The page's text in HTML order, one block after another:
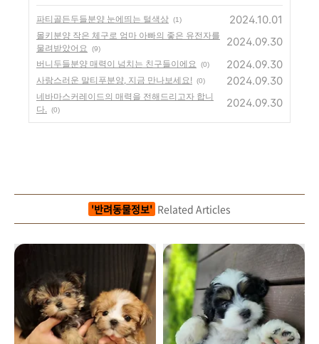
파티골든두들분양 눈에띄는 털색상 (1) 2024.10.01
몰키분양 작은 체구로 엄마 아빠의 좋은 유전자를
물려받았어요
(9)
2024.09.30
버니두들분양 매력이 넘치는 친구들이에요 (0) 2024.09.30
사랑스러운 말티푸분양, 지금 만나보세요! (0) 2024.09.30
네바마스커레이드의 매력을 전해드리고자 합니
다.
(0)
2024.09.30
'반려동물정보' Related Articles